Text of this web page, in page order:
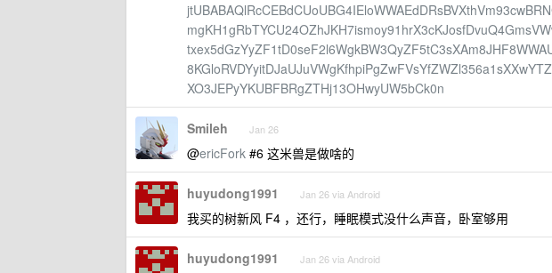
XO3JEPyYKUBFBRgZTHj13OHwyUW5bCk0n
Smileh Jan 26
@ericFork #6 这米兽是做啥的
huyudong1991 Jan 26 via Android
我买的树新风 F4 ，还行，睡眠模式没什么声音，卧室够用
huyudong1991 Jan 26 via Android